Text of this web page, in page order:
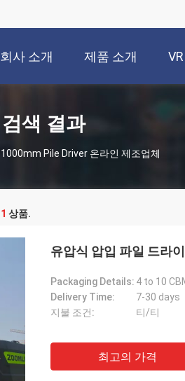
회사 소개 제품 소개
검색 결과
1000mm Pile Driver 온라인 제조업체
1 상품.
유압식 압입 파일 드라
Packaging Details: 4 to 10
Delivery Time:
7-30 days
지불 조건:
티/티
최고의 가격